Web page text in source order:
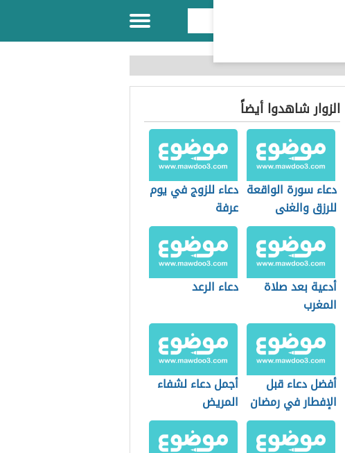
الزوار شاهدوا أيضاً
دعاء سورة الواقعة
للرزق والغنى
وتسديد الديون
دعاء للزوج في يوم
عرفة
أدعية بعد صلاة
المغرب
دعاء الرعد
أفضل دعاء قبل
الإفطار في رمضان
أجمل دعاء لشفاء
المريض